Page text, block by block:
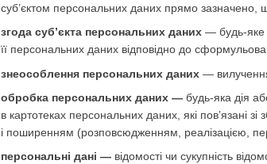
суб’єктом персональних даних прямо зазначено,
згода суб’єкта персональних даних — будь-яке
її персональних даних відповідно до
знеособлення персональних даних —
обробка персональних даних — будь-яка дія
в картотеках персональних даних, які пов’язані
і поширенням (розповсюдженням, реалізацією,
персональні дані — відомості чи сукупність